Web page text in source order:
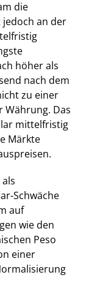
die
jedoch an der
höher als
nach dem
zu einer
Das
mittelfristig
Märkte
Schwäche
auf
wie den
Peso
einer